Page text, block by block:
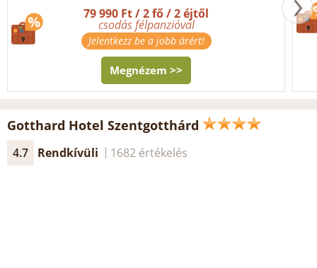
79 990 Ft / 2 fő / 2 éjtől
csodás félpanzióval
Jelentkezz be a jobb árért!
Megnézem >>
Gotthard Hotel Szentgotthárd
4.7 Rendkívüli 1682 értékelés